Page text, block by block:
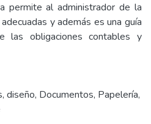
permite al administrador de la
y además es una guía
las obligaciones contables y
, diseño, Documentos, Papelería,